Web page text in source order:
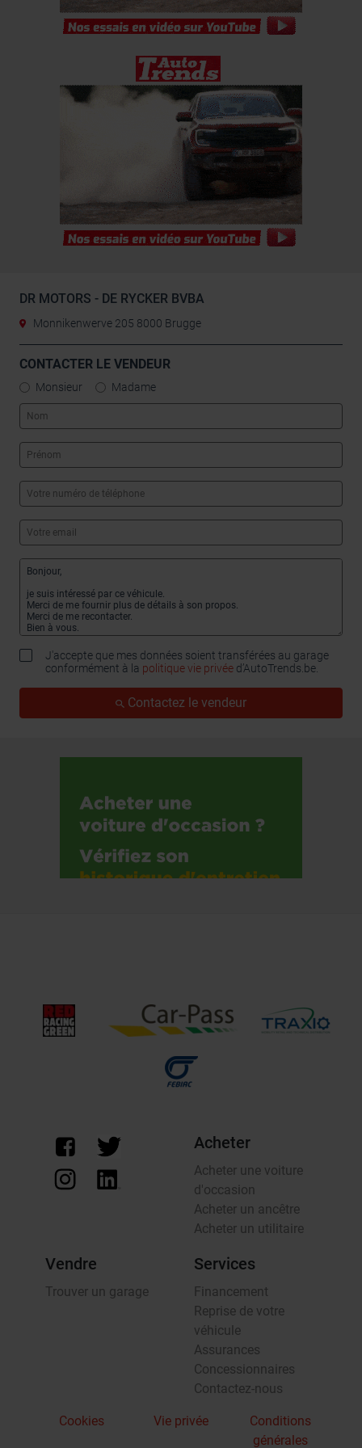
DR MOTORS - DE RYCKER BVBA
Monnikenwerve 205 8000 Brugge
CONTACTER LE VENDEUR
Monsieur Madame
J'accepte que mes données soient transférées au garage
conformément à la politique vie privée d’AutoTrends.be.
Contactez le vendeur
Acheter
Acheter une voiture
d'occasion
Acheter un ancêtre
Acheter un utilitaire
Vendre
Trouver un garage
Services
Financement
Reprise de votre
véhicule
Assurances
Concessionnaires
Contactez-nous
Cookies Vie privée
Conditions
générales